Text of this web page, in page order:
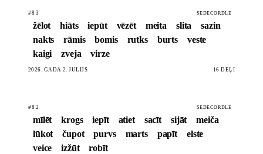
#83 SEDECORDLE
žēlot hiāts iepūt vēzēt meita slita
sazin
nakts
rāmis bomis rutks burts
veste
kaigi
zveja virze
2026. GADA 2. JŪLIJS 16 DĒĻI
#82 SEDECORDLE
mīlēt krogs iepīt atiet sacīt sijāt
meiča
lūkot
čupot purvs marts papīt
elste
veice
izžūt robīt